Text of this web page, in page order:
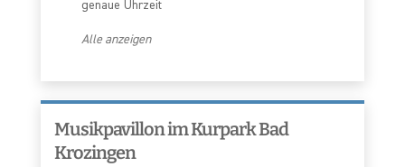
genaue Uhrzeit
Alle anzeigen
Musikpavillon im Kurpark Bad
Krozingen